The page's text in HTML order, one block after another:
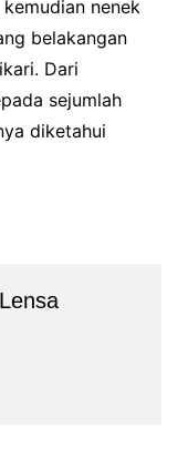
nenek
belakangan
Dari
sejumlah
diketahui